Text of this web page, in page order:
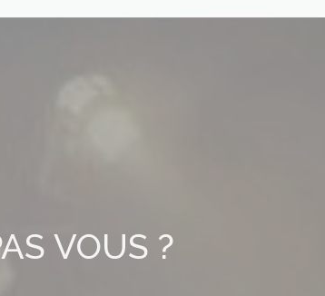
VOUS ?